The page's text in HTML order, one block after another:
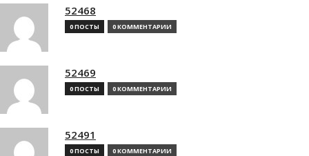
52468
0 ПОСТЫ 0 КОММЕНТАРИИ
52469
0 ПОСТЫ 0 КОММЕНТАРИИ
52491
0 ПОСТЫ 0 КОММЕНТАРИИ